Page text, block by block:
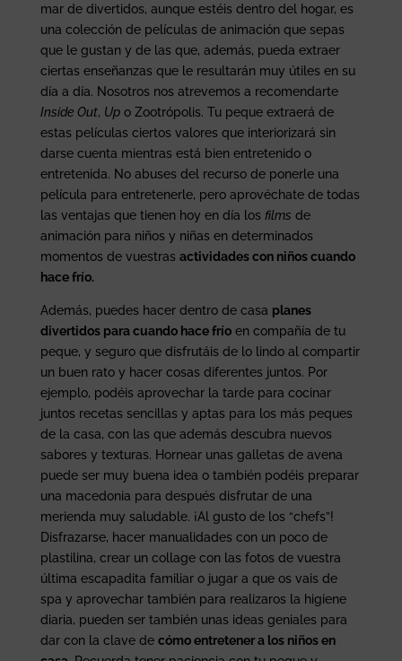
mar de divertidos, aunque estéis dentro del hogar, es
una colección de películas de animación que sepas
que le gustan y de las que, además, pueda extraer
ciertas enseñanzas que le resultarán muy útiles en su
día a día. Nosotros nos atrevemos a recomendarte
Inside Out, Upo Zootrópolis. Tu peque extraerá de
estas películas ciertos valores que interiorizará sin
darse cuenta mientras está bien entretenido o
entretenida. No abuses del recurso de ponerle una
película para entretenerle, pero aprovéchate de todas
las ventajas que tienen hoy en día los films de
animación para niños y niñas en determinados
momentos de vuestras actividades con niños cuando
hace frío.
Además, puedes hacer dentro de casa planes
divertidos para cuando hace fríoen compañía de tu
peque, y seguro que disfrutáis de lo lindo al compartir
un buen rato y hacer cosas diferentes juntos. Por
ejemplo, podéis aprovechar la tarde para cocinar
juntos recetas sencillas y aptas para los más peques
de la casa, con las que además descubra nuevos
sabores y texturas. Hornear unas galletas de avena
puede ser muy buena idea o también podéis preparar
una macedonia para después disfrutar de una
merienda muy saludable. ¡Al gusto de los “chefs”!
Disfrazarse, hacer manualidades con un poco de
plastilina, crear un collage con las fotos de vuestra
última escapadita familiar o jugar a que os vais de
spa y aprovechar también para realizaros la higiene
diaria, pueden ser también unas ideas geniales para
dar con la clave de cómo entretener a los niños en